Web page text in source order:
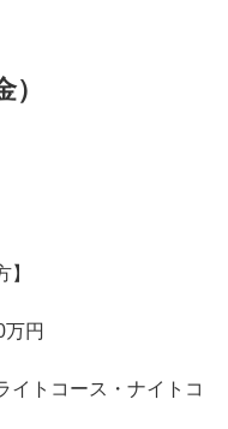
円
イトコース・ナイトコ